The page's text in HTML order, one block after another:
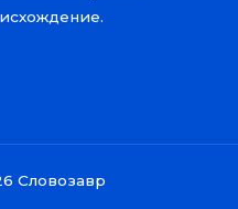
Словозавр